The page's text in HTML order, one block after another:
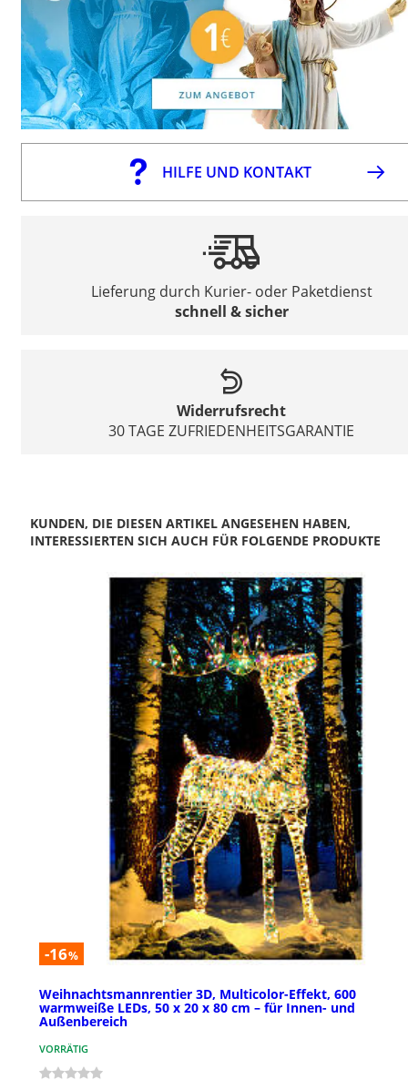
HILFE UND KONTAKT
Lieferung durch Kurier- oder Paketdienst
schnell & sicher
Widerrufsrecht
30 TAGE ZUFRIEDENHEITSGARANTIE
KUNDEN, DIE DIESEN ARTIKEL ANGESEHEN HABEN,
INTERESSIERTEN SICH AUCH FÜR FOLGENDE PRODUKTE
-16%
Weihnachtsmannrentier 3D, Multicolor-Effekt, 600
warmweiße LEDs, 50 x 20 x 80 cm – für Innen- und
Außenbereich
VORRÄTIG